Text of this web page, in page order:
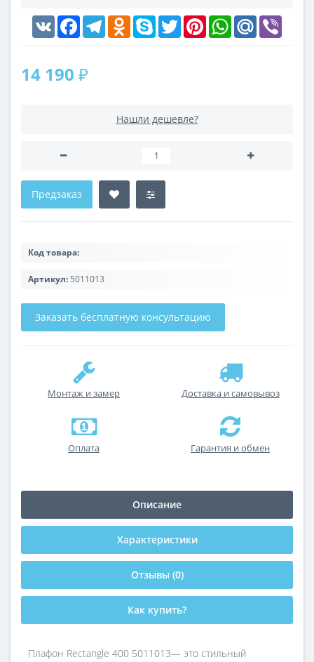
VK FacebookTelegramOdnoklassniki
Skype Twitter PinterestWhatsAppMail.Ru
14 190 ₽
Нашли дешевле?
Предзаказ
Код товара:
Артикул: 5011013
Заказать бесплатную консультацию
Монтаж и замер Доставка и самовывоз
Оплата Гарантия и обмен
Описание
Характеристики
Отзывы (0)
Как купить?
Плафон Rectangle 400 5011013— это стильный